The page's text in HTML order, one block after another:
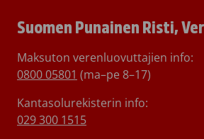
Suomen Punainen Risti,
Maksuton verenluovuttajien info:
0800 05801 (ma–pe 8–17)
Kantasolurekisterin info:
029 300 1515